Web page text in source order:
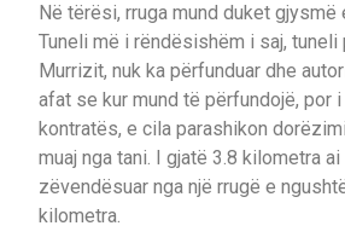
Në tërësi, rruga mund duket gjysmë
Tuneli më i rëndësishëm i saj,
Murrizit, nuk ka përfunduar dhe
afat se kur mund të përfundojë, por
kontratës, e cila parashikon
muaj nga tani. I gjatë 3.8 kilometra
zëvendësuar nga një rrugë e
kilometra.